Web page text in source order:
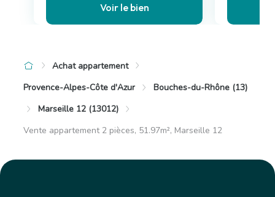
Voir le bien
Achat appartement
Provence-Alpes-Côte d'Azur
Bouches-du-Rhône (13)
Marseille 12 (13012)
Vente appartement 2 pièces, 51.97m², Marseille 12